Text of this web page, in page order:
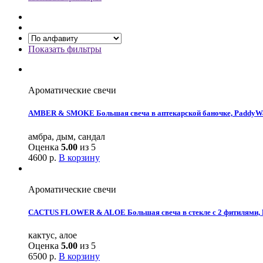
Показать фильтры
Ароматические свечи
AMBER & SMOKE Большая свеча в аптекарской баночке,
амбра, дым, сандал
Оценка 5.00 из 5
4600 р. В корзину
Ароматические свечи
CACTUS FLOWER & ALOE Большая свеча в стекле с 2 фитилями,
кактус, алое
Оценка 5.00 из 5
6500 р. В корзину